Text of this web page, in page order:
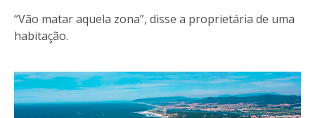
“Vão matar aquela zona”, disse a proprietária de uma
habitação.